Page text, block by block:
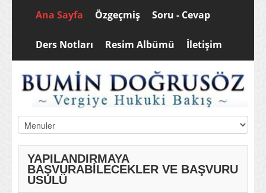
Ana Sayfa Özgeçmiş Soru - Cevap
Ders Notları Resim Albümü İletişim
YAPILANDIRMAYA
BAŞVURABİLECEKLER VE BAŞVURU
USULÜ